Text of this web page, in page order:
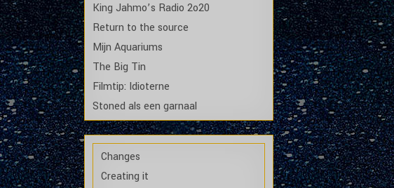
King Jahmo’s Radio 2o20
Return to the source
Mijn Aquariums
The Big Tin
Filmtip: Idioterne
Stoned als een garnaal
Changes
Creating it